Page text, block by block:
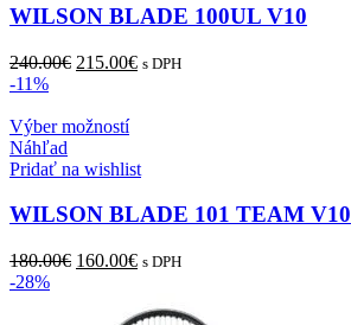
variantov.
Možnosti
si
môžete
na
stránke
produktu.
WILSON BLADE 100UL V10
240.00€ Pôvodná
240.00€.
215.00€Aktuálna
s DPH
-11%
Výber možnostíTento
má
variantov.
si
môžete
na
Náhľad
Pridať na wishlist
WILSON BLADE 101 TEAM V10
180.00€ Pôvodná
160.00€Aktuálna
s DPH
-28%